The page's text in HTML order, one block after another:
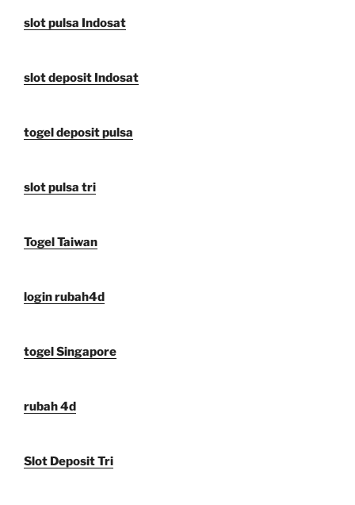
slot pulsa Indosat
slot deposit Indosat
togel deposit pulsa
slot pulsa tri
Togel Taiwan
login rubah4d
togel Singapore
rubah 4d
Slot Deposit Tri